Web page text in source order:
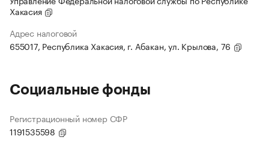
Хакасия
Адрес налоговой
655017, Республика Хакасия, г. Абакан, ул. Крылова, 76
Социальные фонды
Регистрационный номер СФР
1191535598